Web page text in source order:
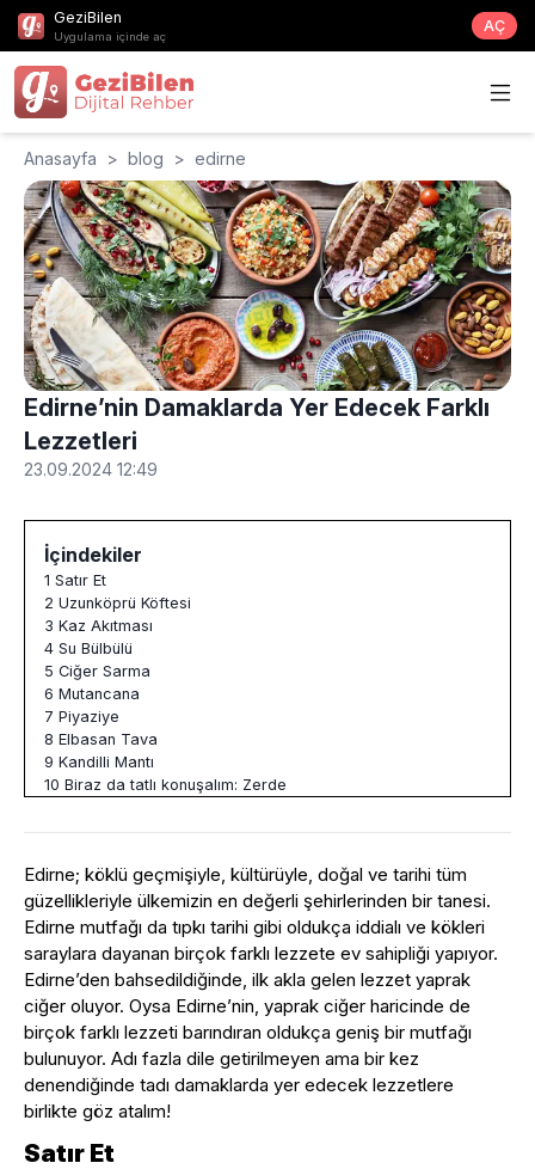
GeziBilen
Uygulama içinde aç
AÇ
Anasayfa > blog > edirne
Edirne’nin Damaklarda Yer Edecek Farklı
Lezzetleri
23.09.2024 12:49
İçindekiler
1 Satır Et
2 Uzunköprü Köftesi
3 Kaz Akıtması
4 Su Bülbülü
5 Ciğer Sarma
6 Mutancana
7 Piyaziye
8 Elbasan Tava
9 Kandilli Mantı
10 Biraz da tatlı konuşalım: Zerde
Edirne; köklü geçmişiyle, kültürüyle, doğal ve tarihi tüm
güzellikleriyle ülkemizin en değerli şehirlerinden bir tanesi.
Edirne mutfağı da tıpkı tarihi gibi oldukça iddialı ve kökleri
saraylara dayanan birçok farklı lezzete ev sahipliği yapıyor.
Edirne’den bahsedildiğinde, ilk akla gelen lezzet yaprak
ciğer oluyor. Oysa Edirne’nin, yaprak ciğer haricinde de
birçok farklı lezzeti barındıran oldukça geniş bir mutfağı
bulunuyor. Adı fazla dile getirilmeyen ama bir kez
denendiğinde tadı damaklarda yer edecek lezzetlere
birlikte göz atalım!
Satır Et